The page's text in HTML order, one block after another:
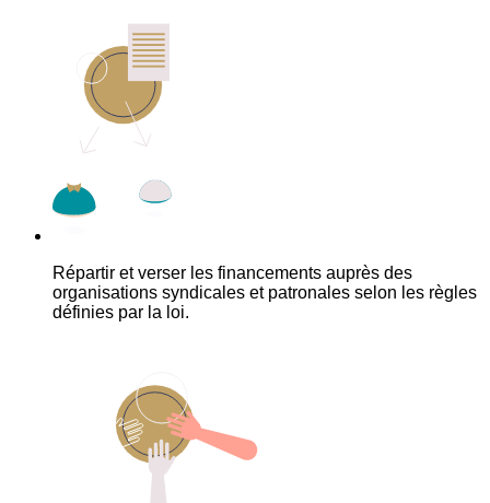
Répartir et verser les financements auprès des
organisations syndicales et patronales selon les règles
définies par la loi.